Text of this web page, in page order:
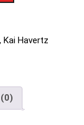
,Kai Havertz